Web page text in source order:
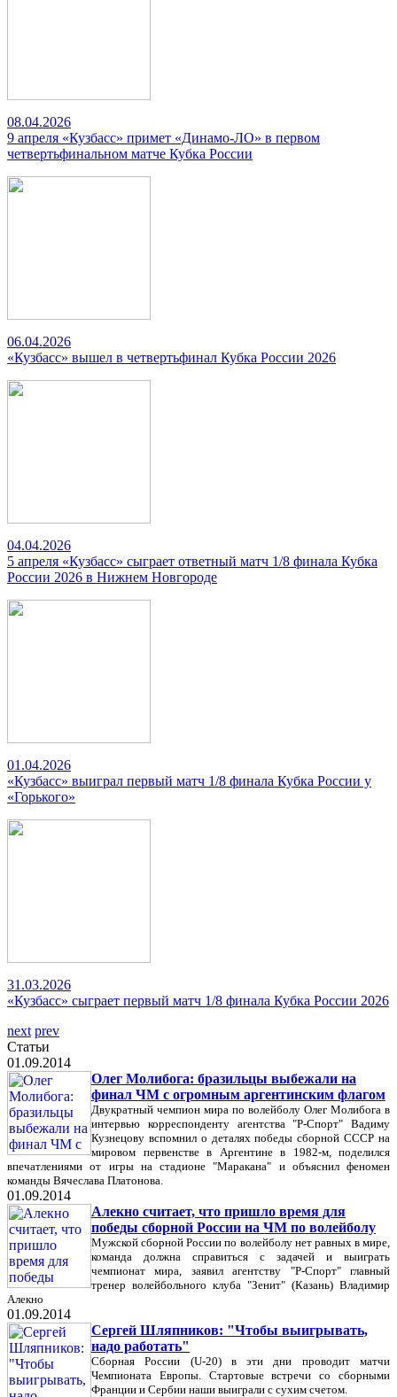
08.04.2026
9 апреля «Кузбасс» примет «Динамо-ЛО» в первом
четвертьфинальном матче Кубка России
06.04.2026
«Кузбасс» вышел в четвертьфинал Кубка России 2026
04.04.2026
5 апреля «Кузбасс» сыграет ответный матч 1/8 финала Кубка
России 2026 в Нижнем Новгороде
01.04.2026
«Кузбасс» выиграл первый матч 1/8 финала Кубка России у
«Горького»
31.03.2026
«Кузбасс» сыграет первый матч 1/8 финала Кубка России 2026
next prev
Статьи
01.09.2014
Олег Молибога: бразильцы выбежали на
финал ЧМ с огромным аргентинским флагом
Двукратный чемпион мира по волейболу Олег Молибога в
интервью корреспонденту агентства "Р-Спорт" Вадиму
Кузнецову вспомнил о деталях победы сборной СССР на
мировом первенстве в Аргентине в 1982-м, поделился
впечатлениями от игры на стадионе "Маракана" и объяснил феномен
команды Вячеслава Платонова.
01.09.2014
Алекно считает, что пришло время для
победы сборной России на ЧМ по волейболу
Мужской сборной России по волейболу нет равных в мире,
команда должна справиться с задачей и выиграть
чемпионат мира, заявил агентству "Р-Спорт" главный
тренер волейбольного клуба "Зенит" (Казань) Владимир
Алекно
01.09.2014
Сергей Шляпников: "Чтобы выигрывать,
надо работать"
Сборная России (U-20) в эти дни проводит матчи
Чемпионата Европы. Стартовые встречи со сборными
Франции и Сербии наши выиграли с сухим счетом.